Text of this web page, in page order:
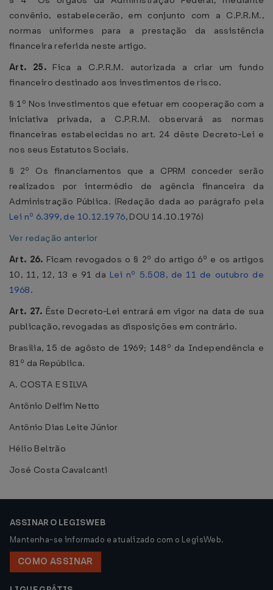
convênio, estabelecerão, em conjunto com a C.P.R.M.,
normas uniformes para a prestação da assistência
financeira referida neste artigo.
Art. 25. Fica a C.P.R.M. autorizada a criar um fundo
financeiro destinado aos investimentos de risco.
§ 1º Nos investimentos que efetuar em cooperação com a
iniciativa privada, a C.P.R.M. observará as normas
financeiras estabelecidas no art. 24 dêste Decreto-Lei e
nos seus Estatutos Sociais.
§ 2º Os financiamentos que a CPRM conceder serão
realizados por intermédio de agência financeira da
Administração Pública. (Redação dada ao parágrafo pela
Lei nº 6.399, de 10.12.1976, DOU 14.10.1976)
Ver redação anterior
Art. 26. Ficam revogados o § 2º do artigo 6º e os artigos
10, 11, 12, 13 e 91 da Lei nº 5.508, de 11 de outubro de
1968.
Art. 27. Êste Decreto-Lei entrará em vigor na data de sua
publicação, revogadas as disposições em contrário.
Brasília, 15 de agôsto de 1969; 148º da Independência e
81º da República.
A. COSTA E SILVA
Antônio Delfim Netto
Antônio Dias Leite Júnior
Hélio Beltrão
José Costa Cavalcanti
ASSINAR O LEGISWEB
Mantenha-se informado e atualizado com o LegisWeb.
COMO ASSINAR